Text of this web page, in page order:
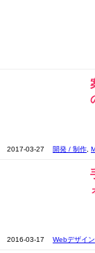
2017-03-27 開発 / 制作,
2016-03-17 Webデザイン